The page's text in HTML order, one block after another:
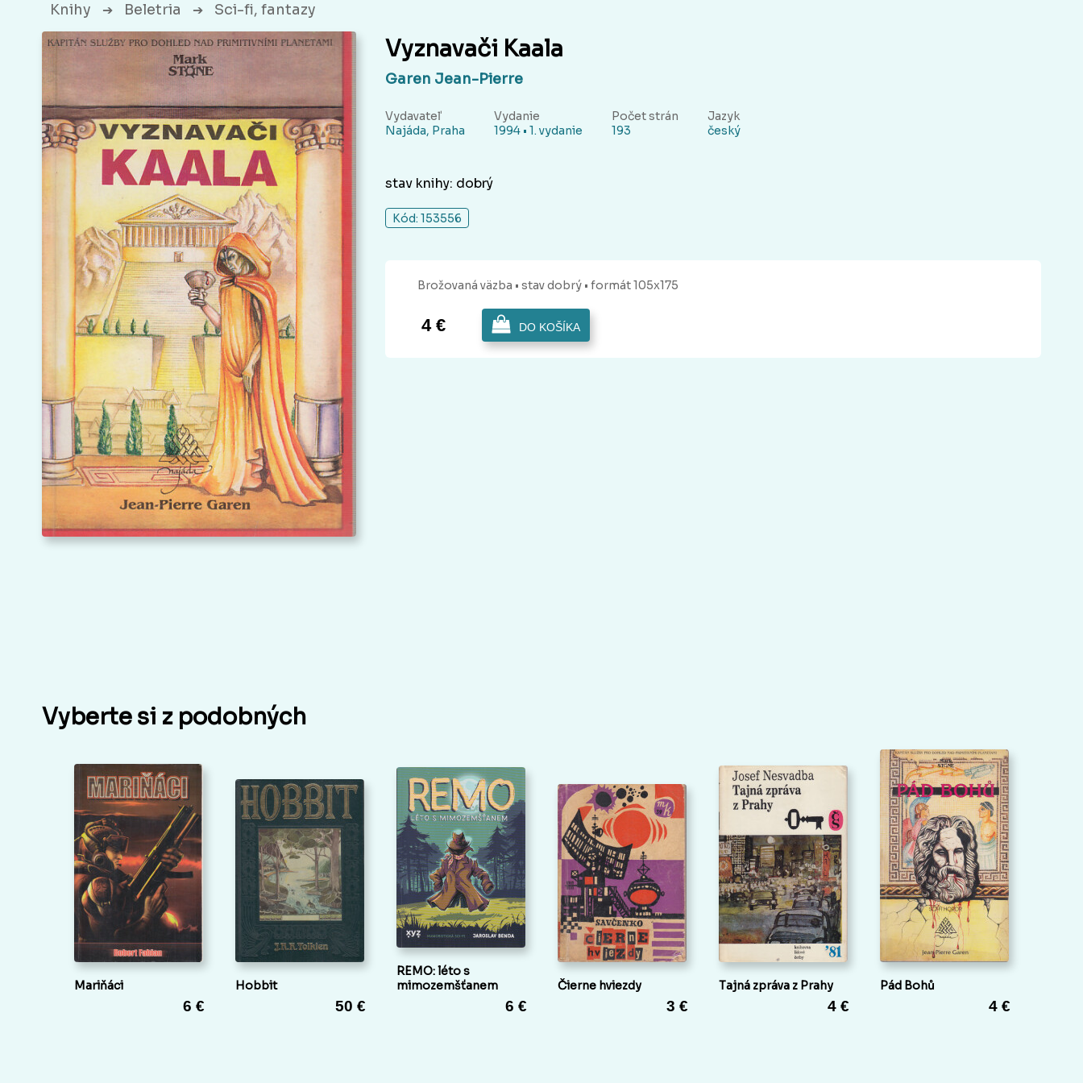
Knihy ➔ Beletria ➔ Sci-fi, fantazy
Vyznavači Kaala
Garen Jean-Pierre
Vydavateľ
Najáda, Praha
Vydanie
1994 • 1. vydanie
Počet strán
193
Jazyk
český
stav knihy: dobrý
Kód: 153556
Brožovaná väzba • stav dobrý • formát 105x175
4 € DO KOŠÍKA
Vyberte si z podobných
Mariňáci
6 €
Hobbit
50 €
REMO: léto s
mimozemšťanem
6 €
Čierne hviezdy
3 €
Tajná zpráva z Prahy
4 €
Pád Bohů
4 €